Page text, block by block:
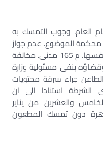
العام. وجوب التمسك به
محكمة الموضوع. عدم جواز
إقراره وتطبيق أحكامه من تلقاء نفسها. م 165 مدنى. مخالفة
بنفى مسئولية وزارة
جراء سرقة محتويات
الشرطة استنادا الى ان
والعشرين من يناير
دون تمسك المطعون